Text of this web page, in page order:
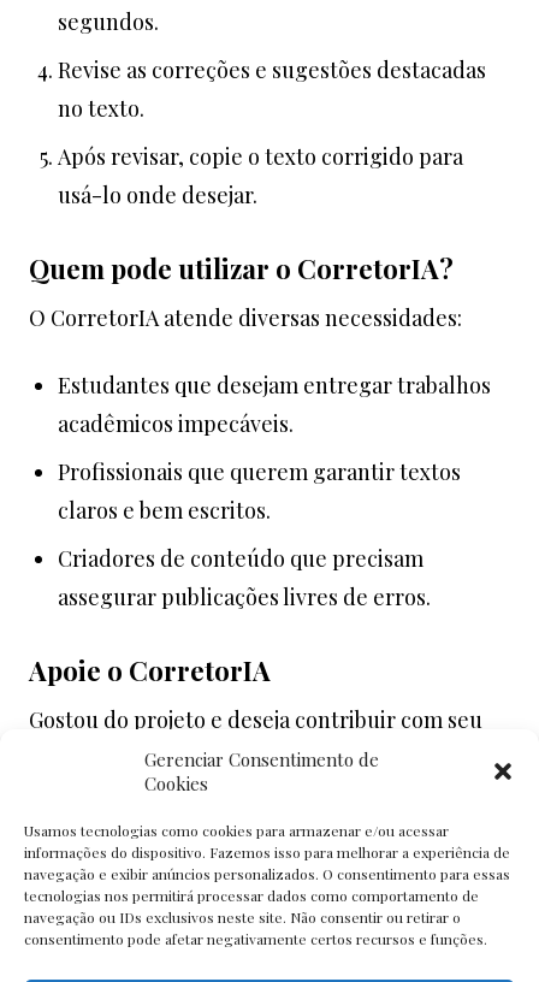
Gerenciar Consentimento de
Cookies
Usamos tecnologias como cookies para armazenar e/ou acessar
informações do dispositivo. Fazemos isso para melhorar a experiência de
navegação e exibir anúncios personalizados. O consentimento para essas
tecnologias nos permitirá processar dados como comportamento de
navegação ou IDs exclusivos neste site. Não consentir ou retirar o
consentimento pode afetar negativamente certos recursos e funções.
segundos.
Revise as correções e sugestões destacadas
no texto.
Após revisar, copie o texto corrigido para
usá-lo onde desejar.
Quem pode utilizar o CorretorIA?
O CorretorIA atende diversas necessidades:
Estudantes que desejam entregar trabalhos
acadêmicos impecáveis.
Profissionais que querem garantir textos
claros e bem escritos.
Criadores de conteúdo que precisam
assegurar publicações livres de erros.
Apoie o CorretorIA
Gostou do projeto e deseja contribuir com seu
desenvolvimento? Você pode apoiar realizando
uma doação voluntária de R$ 10 diretamente
pelo site, ajudando na melhoria contínua do
aplicativo.
Para mais informações, me acompanhe no